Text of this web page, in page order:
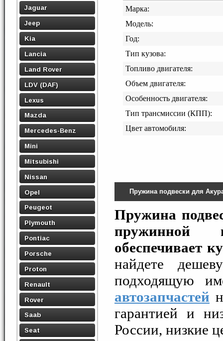
Jaguar
Jeep
Kia
Lancia
Land Rover
LDV (DAF)
Lexus
Mazda
Mercedes-Benz
Mini
Mitsubishi
Nissan
Opel
Peugeot
Plymouth
Pontiac
Porsche
Proton
Renault
Rover
Saab
Seat
Марка:
Модель:
Год:
Тип кузова:
Топливо двигателя:
Объем двигателя:
Особенность двигателя:
Тип трансмиссии (КПП):
Цвет автомобиля:
Пружина подвески для
Пружина
пружинной
обеспечивает
найдете
подходящую
автозапчастей
гарантией и
России, низкие